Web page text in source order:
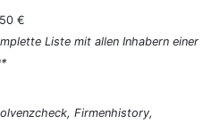
€
Liste mit allen Inhabern einer
Firmenhistory,